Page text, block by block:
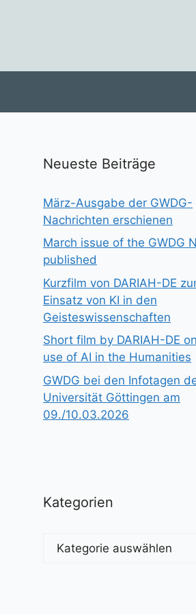
Neueste Beiträge
März-Ausgabe der GWDG-
Nachrichten erschienen
March issue of the GWDG
published
Kurzfilm von DARIAH-DE
Einsatz von KI in den
Geisteswissenschaften
Short film by DARIAH-DE
use of AI in the Humanities
GWDG bei den Infotagen
Universität Göttingen am
09./10.03.2026
Kategorien
Kategorien